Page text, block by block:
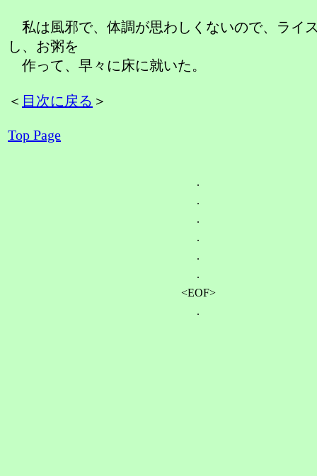
私は風邪で、体調が思わしくないので、ライ
し、お粥を
作って、早々に床に就いた。
＜ 目次に戻る ＞
Top Page
.
.
.
.
.
.
<EOF>
.